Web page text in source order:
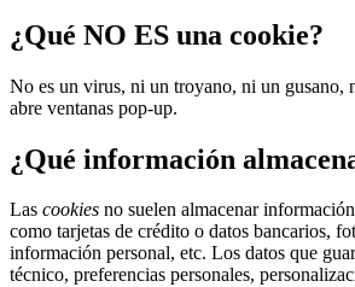
¿Qué NO ES una cookie?
No es un virus, ni un troyano, ni un gusano,
abre ventanas pop-up.
¿Qué información
Las cookies no suelen almacenar
como tarjetas de crédito o datos bancarios,
información personal, etc. Los datos que
técnico, preferencias personales,